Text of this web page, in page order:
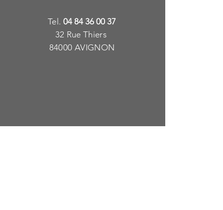
Te l. 04 84 36 00 37
32 Rue Thiers
84000 AVIGNON